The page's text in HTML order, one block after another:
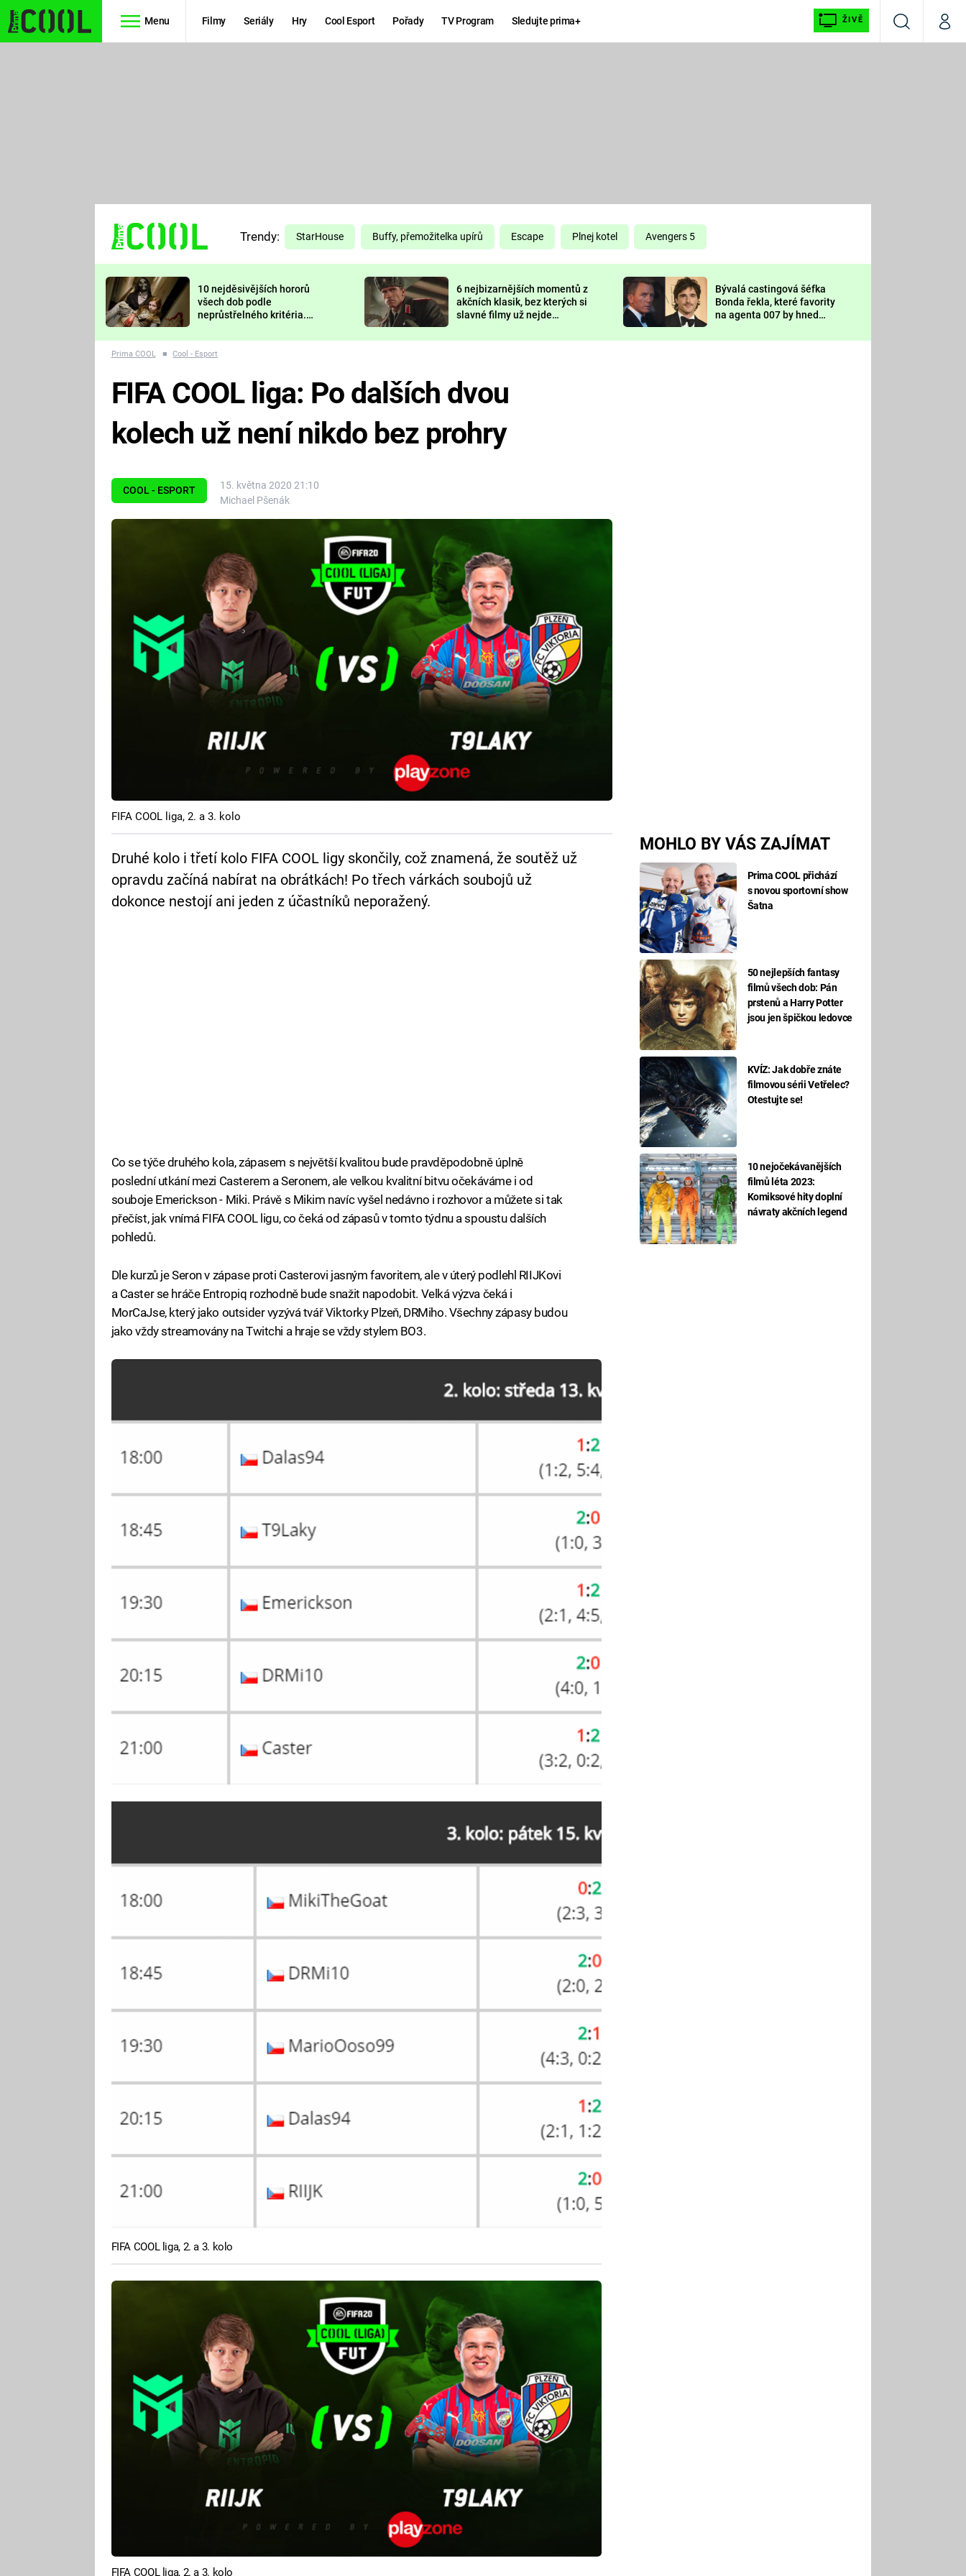
Menu Filmy Seriály Hry Cool Esport Pořady TV Program Sledujte prima+ ŽIVĚ
VyhledáváníMůj
TŘESKU
FUTURAMA
PREDÁTOR
DELIVERANCE
KOMEDIE
CHUCK
NORRIS
DEADPOOL
Prima LAJK
Sledujte nás
Trendy: StarHouse Buffy, přemožitelka upírů Escape Plnej kotel Avengers 5
10 nejděsivějších hororů
všech dob podle
neprůstřelného kritéria.
nejvíc zvednou tep?
6 nejbizarnějších momentů z
akčních klasik, bez kterých si
slavné filmy už nejde
Bývalá castingová šéfka
Bonda řekla, které favority
na agenta 007 by hned
Prima COOL ■ Cool - Esport
COOL - ESPORT
15. května 2020 21:10
Michael Pšenák
MOHLO BY VÁS ZAJÍMAT
Prima COOL přichází
s novou sportovní show
Šatna
50 nejlepších fantasy
filmů všech dob: Pán
prstenů a Harry Potter
jsou jen špičkou ledovce
KVÍZ: Jak dobře znáte
filmovou sérii Vetřelec?
Otestujte se!
10 nejočekávanějších
filmů léta 2023:
Komiksové hity doplní
návraty akčních legend
FIFA COOL liga: Po dalších dvou
kolech už není nikdo bez prohry
FIFA COOL liga, 2. a 3. kolo
Druhé kolo i třetí kolo FIFA COOL ligy skončily, což znamená, že soutěž už
opravdu začíná nabírat na obrátkách! Po třech várkách soubojů už
dokonce nestojí ani jeden z účastníků neporažený.
Co se týče druhého kola, zápasem s největší kvalitou bude pravděpodobně úplně
poslední utkání mezi Casterem a Seronem, ale velkou kvalitní bitvu očekáváme i od
souboje Emerickson - Miki. Právě s Mikim navíc vyšel nedávno i rozhovor a můžete si tak
přečíst, jak vnímá FIFA COOL ligu, co čeká od zápasů v tomto týdnu a spoustu dalších
pohledů.
Dle kurzů je Seron v zápase proti Casterovi jasným favoritem, ale v úterý podlehl RIIJKovi
a Caster se hráče Entropiq rozhodně bude snažit napodobit. Velká výzva čeká i
MorCaJse, který jako outsider vyzývá tvář Viktorky Plzeň, DRMiho. Všechny zápasy budou
jako vždy streamovány na Twitchi a hraje se vždy stylem BO3.
FIFA COOL liga, 2. a 3. kolo
FIFA COOL liga, 2. a 3. kolo